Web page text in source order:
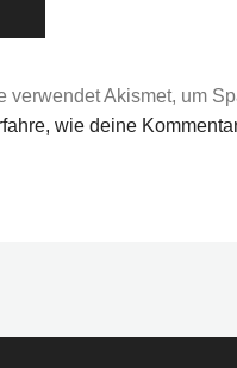
verwendet Akismet, um
wie deine